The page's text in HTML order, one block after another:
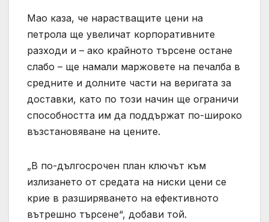
Мао каза, че нарастващите цени на
петрола ще увеличат корпоративните
разходи и – ако крайното търсене остане
слабо – ще намали маржовете на печалба в
средните и долните части на веригата за
доставки, като по този начин ще ограничи
способността им да поддържат по-широко
възстановяване на цените.
„В по-дългосрочен план ключът към
излизането от средата на ниски цени се
крие в разширяването на ефективното
вътрешно търсене“, добави той.